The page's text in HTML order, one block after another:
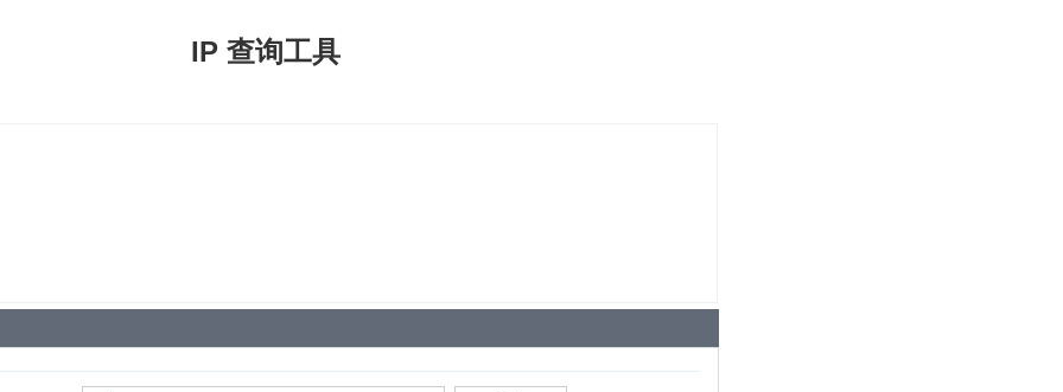
IP 查询工具